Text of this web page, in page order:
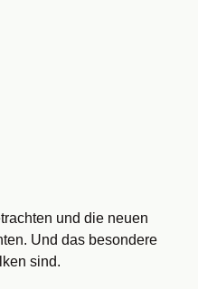
und die neuen
Und das besondere
sind.